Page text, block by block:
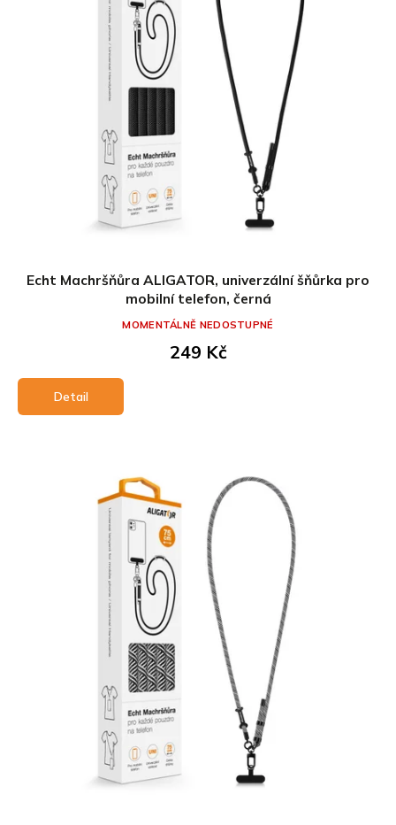
Echt Machršňůra ALIGATOR, univerzální šňůrka pro
mobilní telefon, černá
249 Kč
Detail
MOMENTÁLNĚ NEDOSTUPNÉ